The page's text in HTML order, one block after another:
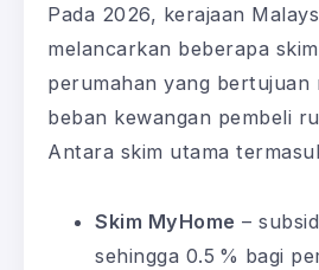
Pada 2026, kerajaan
melancarkan beberapa
perumahan yang bertujuan
beban kewangan pembeli
Antara skim utama
Skim MyHome –
sehingga 0.5 % bagi